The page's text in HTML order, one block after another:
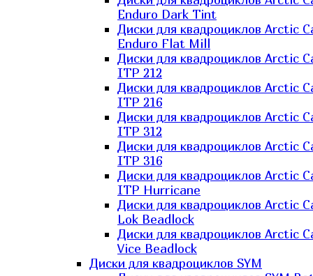
Enduro Dark Tint
Диски для квадроциклов Arctic
Enduro Flat Mill
Диски для квадроциклов Arctic
ITP 212
Диски для квадроциклов Arctic
ITP 216
Диски для квадроциклов Arctic
ITP 312
Диски для квадроциклов Arctic
ITP 316
Диски для квадроциклов Arctic
ITP Hurricane
Диски для квадроциклов Arctic
Lok Beadlock
Диски для квадроциклов Arctic
Vice Beadlock
Диски для квадроциклов SYM